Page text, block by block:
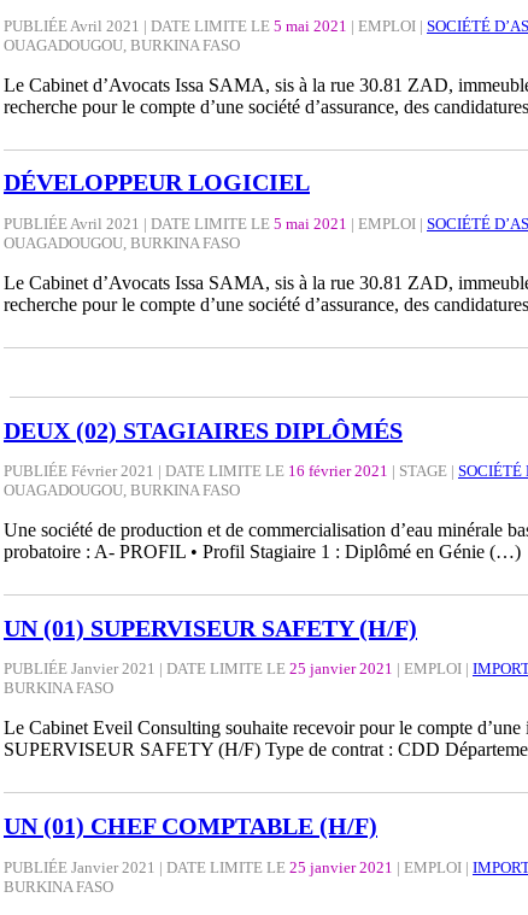
PUBLIÉE Avril 2021 | DATE LIMITE LE 5 mai 2021 | EMPLOI | SOCIÉTÉ
OUAGADOUGOU, BURKINA FASO
Le Cabinet d’Avocats Issa SAMA, sis à la rue 30.81 ZAD,
recherche pour le compte d’une société d’assurance, des
DÉVELOPPEUR LOGICIEL
PUBLIÉE Avril 2021 | DATE LIMITE LE 5 mai 2021 | EMPLOI | SOCIÉTÉ
OUAGADOUGOU, BURKINA FASO
Le Cabinet d’Avocats Issa SAMA, sis à la rue 30.81 ZAD,
recherche pour le compte d’une société d’assurance, des
DEUX (02) STAGIAIRES DIPLÔMÉS
PUBLIÉE Février 2021 | DATE LIMITE LE 16 février 2021 | STAGE | SOCIÉTÉ
OUAGADOUGOU, BURKINA FASO
Une société de production et de commercialisation d’eau minérale
probatoire : A- PROFIL • Profil Stagiaire 1 : Diplômé en Génie (…)
UN (01) SUPERVISEUR SAFETY (H/F)
PUBLIÉE Janvier 2021 | DATE LIMITE LE 25 janvier 2021 | EMPLOI |
BURKINA FASO
Le Cabinet Eveil Consulting souhaite recevoir pour le compte
SUPERVISEUR SAFETY (H/F) Type de contrat : CDD
UN (01) CHEF COMPTABLE (H/F)
PUBLIÉE Janvier 2021 | DATE LIMITE LE 25 janvier 2021 | EMPLOI |
BURKINA FASO